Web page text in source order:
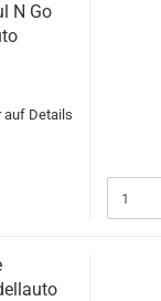
N Go
auf Details